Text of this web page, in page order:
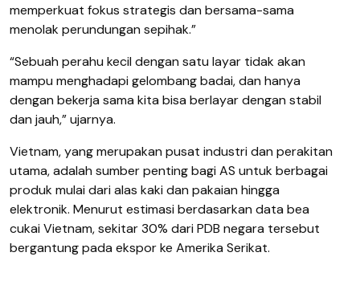
memperkuat fokus strategis dan bersama-sama
menolak perundungan sepihak.”
“Sebuah perahu kecil dengan satu layar tidak akan
mampu menghadapi gelombang badai, dan hanya
dengan bekerja sama kita bisa berlayar dengan stabil
dan jauh,” ujarnya.
Vietnam, yang merupakan pusat industri dan perakitan
utama, adalah sumber penting bagi AS untuk berbagai
produk mulai dari alas kaki dan pakaian hingga
elektronik. Menurut estimasi berdasarkan data bea
cukai Vietnam, sekitar 30% dari PDB negara tersebut
bergantung pada ekspor ke Amerika Serikat.